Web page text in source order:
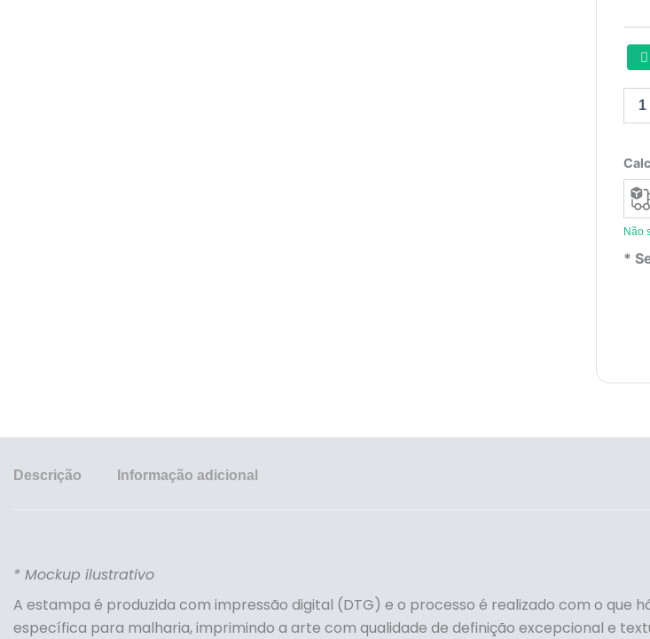
Não
*
Descrição Informação adicional
* Mockup ilustrativo
A estampa é produzida com impressão digital (DTG) e o processo é realizado com o que
específica para malharia, imprimindo a arte com qualidade de definição excepcional e